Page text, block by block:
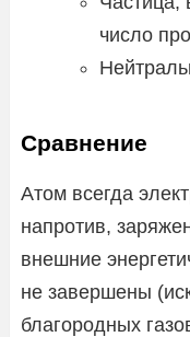
число
Сравнение
Атом всегда
напротив,
внешние
не завершены
благородных